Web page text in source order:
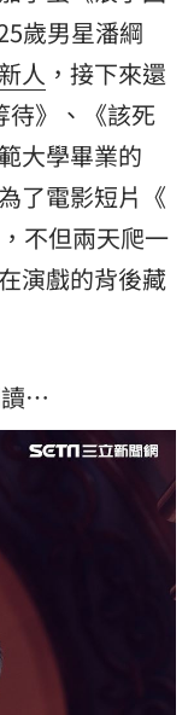
歲男星潘綱
人 ，接下來還
待》、《該死
大學畢業的
了電影短片《
不但兩天爬一
演戲的背後藏
讀…